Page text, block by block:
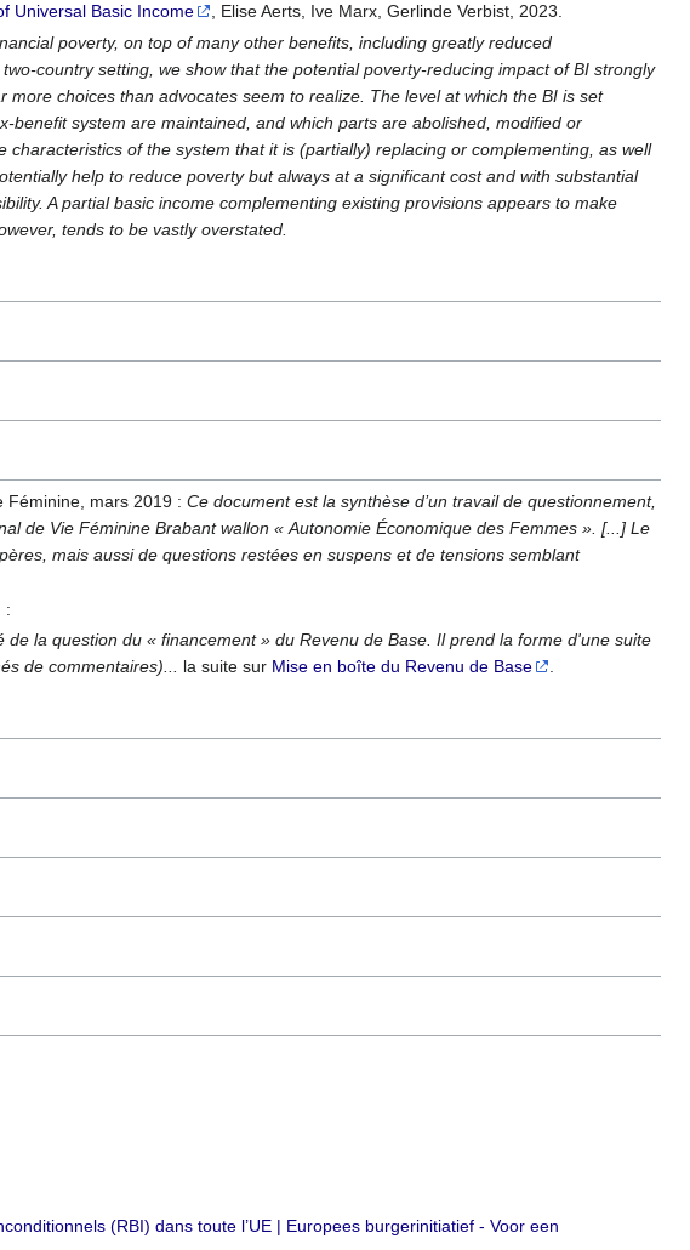
Universal Basic Income
, Elise Aerts, Ive Marx, Gerlinde Verbist, 2023.
poverty, on top of many other benefits, including greatly reduced
country setting, we show that the potential poverty-reducing impact of BI strongly
choices than advocates seem to realize. The level at which the BI is set
system are maintained, and which parts are abolished, modified or
of the system that it is (partially) replacing or complementing, as well
help to reduce poverty but always at a significant cost and with substantial
A partial basic income complementing existing provisions appears to make
tends to be vastly overstated.
Féminine, mars 2019 :Ce document est la synthèse d’un travail de questionnement,
de Vie Féminine Brabant wallon « Autonomie Économique des Femmes ». [...] Le
mais aussi de questions restées en suspens et de tensions semblant
:
la question du « financement » du Revenu de Base. Il prend la forme d'une suite
de commentaires)...
la suite sur Mise en boîte du Revenu de Base
(RBI) dans toute l’UE | Europees burgerinitiatief - Voor een